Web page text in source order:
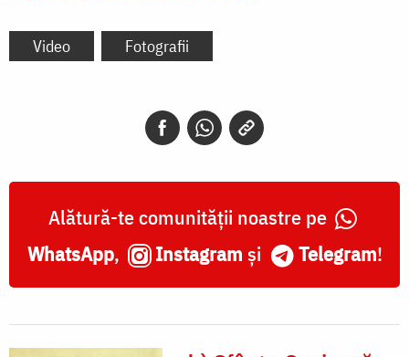
Video Fotografii
Alătură-te comunității noastre pe
WhatsApp, Instagram și Telegram!